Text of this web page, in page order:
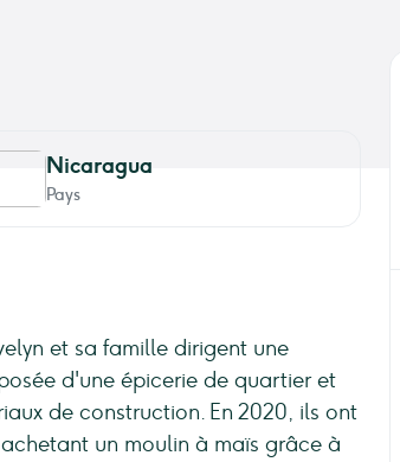
Nicaragua
Pays
et sa famille dirigent une
d'une épicerie de quartier et
de construction. En 2020, ils ont
un moulin à maïs grâce à